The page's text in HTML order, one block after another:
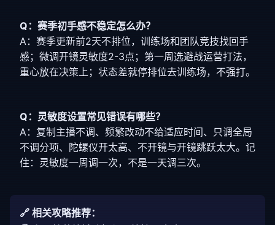
Q：赛季初手感不稳定怎么办？
A：赛季更新前2天不排位，训练场和团队竞技找回手
感；微调开镜灵敏度2-3点；第一周选避战运营打法，
重心放在决策上；状态差就停排位去训练场，不强打。
Q：灵敏度设置常见错误有哪些？
A：复制主播不调、频繁改动不给适应时间、只调全局
不调分项、陀螺仪开太高、不开镜与开镜跳跃太大。记
住：灵敏度一周调一次，不是一天调三次。
🔗 相关攻略推荐：